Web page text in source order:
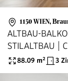
1150 WIEN,
ALTBAU-
STILALTBAU |
88.09 m² 3